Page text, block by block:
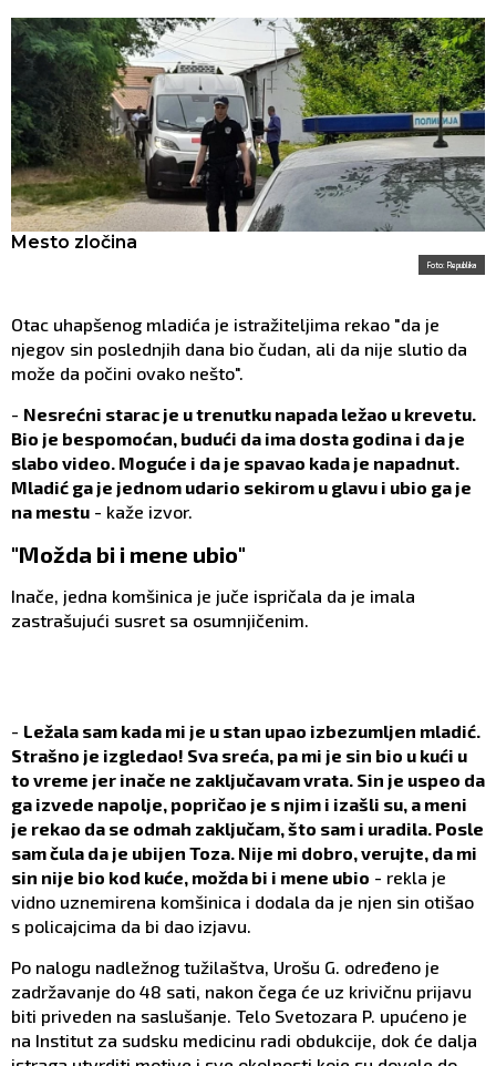
Foto: Republika
Mesto zločina
Otac uhapšenog mladića je istražiteljima rekao "da je
njegov sin poslednjih dana bio čudan, ali da nije slutio da
može da počini ovako nešto".
- Nesrećni starac je u trenutku napada ležao u krevetu.
Bio je bespomoćan, budući da ima dosta godina i da je
slabo video. Moguće i da je spavao kada je napadnut.
Mladić ga je jednom udario sekirom u glavu i ubio ga je
na mestu - kaže izvor.
"Možda bi i mene ubio"
Inače, jedna komšinica je juče ispričala da je imala
zastrašujući susret sa osumnjičenim.
- Ležala sam kada mi je u stan upao izbezumljen mladić.
Strašno je izgledao! Sva sreća, pa mi je sin bio u kući u
to vreme jer inače ne zaključavam vrata. Sin je uspeo da
ga izvede napolje, popričao je s njim i izašli su, a meni
je rekao da se odmah zaključam, što sam i uradila. Posle
sam čula da je ubijen Toza. Nije mi dobro, verujte, da mi
sin nije bio kod kuće, možda bi i mene ubio - rekla je
vidno uznemirena komšinica i dodala da je njen sin otišao
s policajcima da bi dao izjavu.
Po nalogu nadležnog tužilaštva, Urošu G. određeno je
zadržavanje do 48 sati, nakon čega će uz krivičnu prijavu
biti priveden na saslušanje. Telo Svetozara P. upućeno je
na Institut za sudsku medicinu radi obdukcije, dok će dalja